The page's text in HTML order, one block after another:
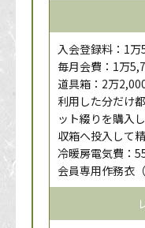
入会登録料：1万
毎月会費：1万
道具箱：2万
利用した分だけ
ット綴りを購入
収箱へ投入して精
冷暖房電気費：
会員専用作務衣